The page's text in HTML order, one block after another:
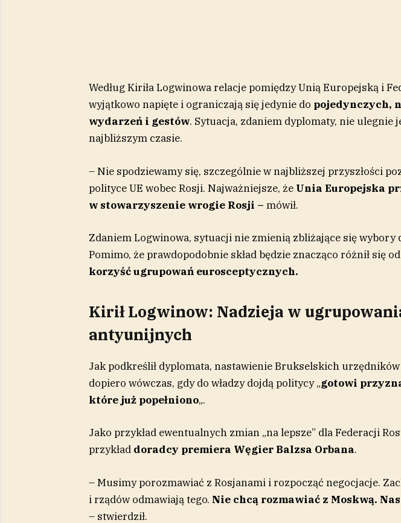
Według Kiriła Logwinowa relacje pomiędzy Unią Europejską i
wyjątkowo napięte i ograniczają się jedynie do pojedynczych,
wydarzeń i gestów. Sytuacja, zdaniem dyplomaty, nie ulegnie
najbliższym czasie.
– Nie spodziewamy się, szczególnie w najbliższej przyszłości
polityce UE wobec Rosji. Najważniejsze, że Unia Europejska
w stowarzyszenie wrogie Rosji – mówił.
Zdaniem Logwinowa, sytuacji nie zmienią zbliżające się wybory
Pomimo, że prawdopodobnie skład będzie znacząco różnił się
korzyść ugrupowań eurosceptycznych.
Kirił Logwinow: Nadzieja w
antyunijnych
Jak podkreślił dyplomata, nastawienie Brukselskich
dopiero wówczas, gdy do władzy dojdą politycy „gotowi
które już popełniono„.
Jako przykład ewentualnych zmian „na lepsze” dla Federacji
przykład doradcy premiera Węgier Balzsa Orbana.
– Musimy porozmawiać z Rosjanami i rozpocząć negocjacje.
i rządów odmawiają tego. Nie chcą rozmawiać z Moskwą.
– stwierdził.